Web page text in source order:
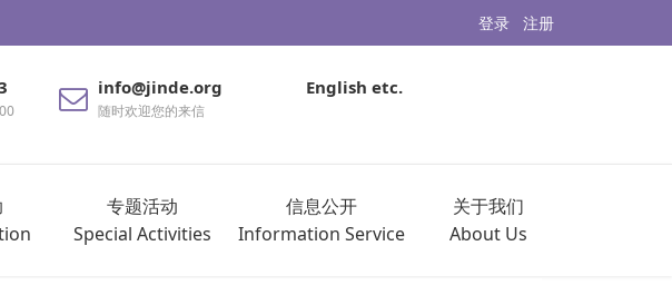
登录 注册
info@jinde.org
随时欢迎您的来信
English etc.
专题活动
Special Activities
信息公开
Information Service
关于我们
About Us